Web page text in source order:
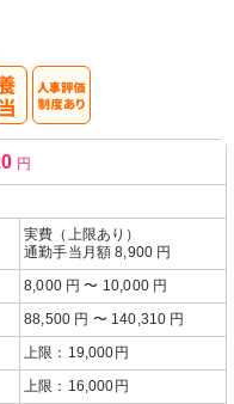
円
実費（上限あり）
通勤手当月額 8,900 円
8,000 円 〜 10,000 円
88,500 円 〜 140,310 円
上限：19,000円
上限：16,000円